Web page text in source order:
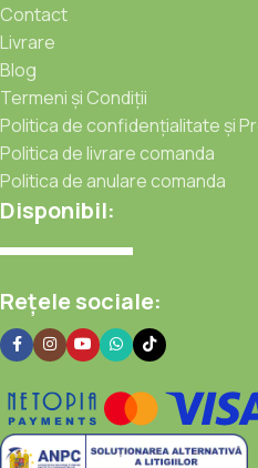
Contact
Livrare
Blog
Termeni și Condiții
Politica de confidențialitate și
Politica de livrare comanda
Politica de anulare comanda
Disponibil:
Rețele sociale: